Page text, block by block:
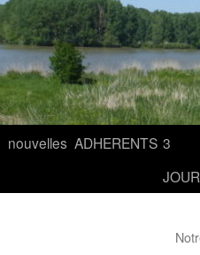
nouvelles ADHERENTS 3